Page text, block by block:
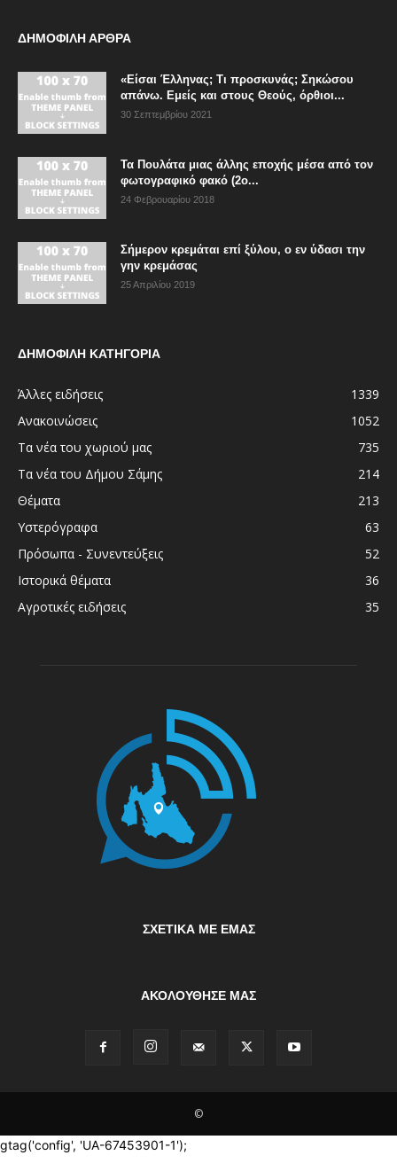
ΔΗΜΟΦΙΛΗ ΑΡΘΡΑ
«Είσαι Έλληνας; Τι προσκυνάς; Σηκώσου
απάνω. Εμείς και στους Θεούς, όρθιοι...
30 Σεπτεμβρίου 2021
Τα Πουλάτα μιας άλλης εποχής μέσα από τον
φωτογραφικό φακό (2ο...
24 Φεβρουαρίου 2018
Σήμερον κρεμάται επί ξύλου, ο εν ύδασι την
γην κρεμάσας
25 Απριλίου 2019
ΔΗΜΟΦΙΛΗ ΚΑΤΗΓΟΡΙΑ
Άλλες ειδήσεις
1339
Ανακοινώσεις
1052
Τα νέα του χωριού μας
735
Τα νέα του Δήμου Σάμης
214
Θέματα
213
Υστερόγραφα
63
Πρόσωπα - Συνεντεύξεις
52
Ιστορικά θέματα
36
Αγροτικές ειδήσεις
35
ΣΧΕΤΙΚΆ ΜΕ ΕΜΆΣ
ΑΚΟΛΟΥΘΗΣΕ ΜΑΣ
©
gtag('config', 'UA-67453901-1');